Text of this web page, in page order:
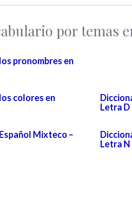
por temas
pronombres en
colores en
Letra D
Mixteco –
Letra N